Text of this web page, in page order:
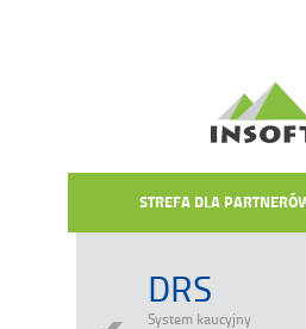
STREFA DLA
DRS
System kaucyjny